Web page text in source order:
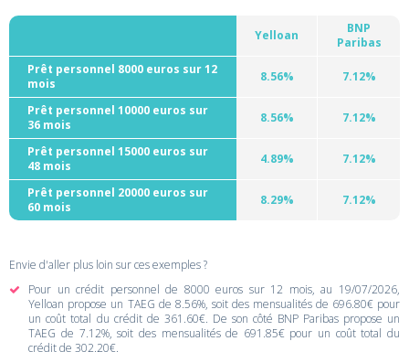
Yelloan
BNP
Paribas
Prêt personnel 8000 euros sur 12
mois
8.56% 7.12%
Prêt personnel 10000 euros sur
36 mois
8.56% 7.12%
Prêt personnel 15000 euros sur
48 mois
4.89% 7.12%
Prêt personnel 20000 euros sur
60 mois
8.29% 7.12%
Envie d'aller plus loin sur ces exemples ?
Pour un crédit personnel de 8000 euros sur 12 mois, au 19/07/2026,
Yelloan propose un TAEG de 8.56%, soit des mensualités de 696.80€ pour
un coût total du crédit de 361.60€. De son côté BNP Paribas propose un
TAEG de 7.12%, soit des mensualités de 691.85€ pour un coût total du
crédit de 302.20€.